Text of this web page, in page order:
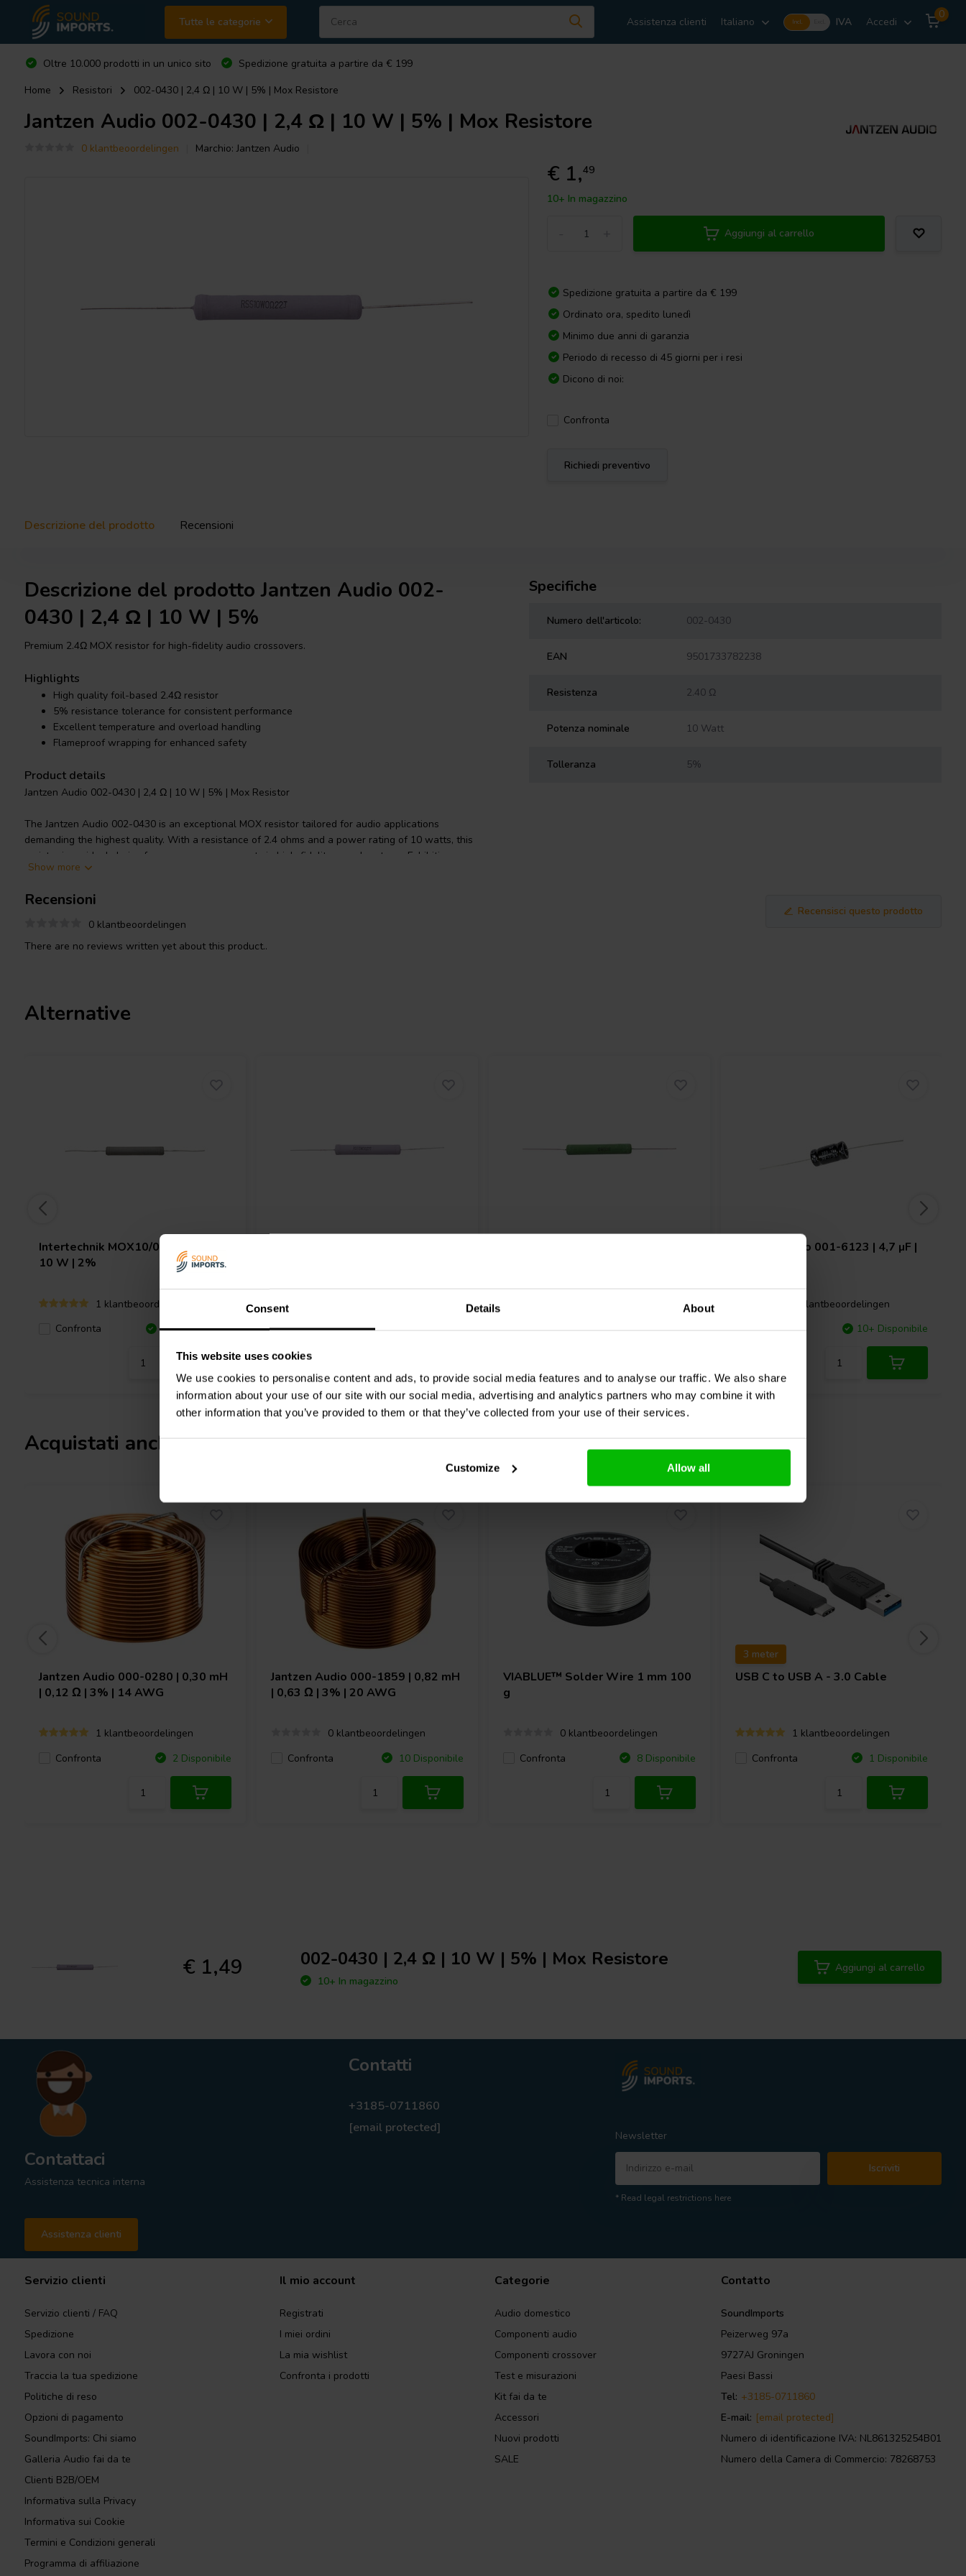
Consent Details About
This website uses cookies
We use cookies to personalise content and ads, to provide social media features and to analyse our traffic. We also share
information about your use of our site with our social media, advertising and analytics partners who may combine it with
other information that you’ve provided to them or that they’ve collected from your use of their services.
Customize Allow all
Tutte le categorie Assistenza clienti Italiano Incl. IVA Accedi
0
Oltre 10.000 prodotti in un unico sito
Spedizione gratuita a partire da € 199
Home
Resistori 002-0430 | 2,4 Ω | 10 W | 5% | Mox Resistore
Jantzen Audio 002-0430 | 2,4 Ω | 10 W | 5% | Mox Resistore
0 klantbeoordelingen Marchio: Jantzen Audio
€ 1,49
10+ In magazzino
Aggiungi al carrello
Spedizione gratuita a partire da € 199
Ordinato ora, spedito lunedì
Minimo due anni di garanzia
Periodo di recesso di 45 giorni per i resi
Dicono di noi:
Confronta
Richiedi preventivo
Descrizione del prodotto Recensioni
Descrizione del prodotto Jantzen Audio 002-
0430 | 2,4 Ω | 10 W | 5%
Premium 2.4Ω MOX resistor for high-fidelity audio crossovers.
Highlights
High quality foil-based 2.4Ω resistor
5% resistance tolerance for consistent performance
Excellent temperature and overload handling
Flameproof wrapping for enhanced safety
Product details
Jantzen Audio 002-0430 | 2,4 Ω | 10 W | 5% | Mox Resistor
The Jantzen Audio 002-0430 is an exceptional MOX resistor tailored for audio applications
demanding the highest quality. With a resistance of 2.4 ohms and a power rating of 10 watts, this
resistor is an ideal choice for crossover components in high-fidelity sound systems. Exhibiting a
tight 5% resistance tolerance ensures minimal variance for superior audio consistency. These
longevity and reliability in your audio setup. The low annual shift in resistance guarantees your
sound quality remains unaltered over time. Furthermore, the flameproof wrapping provides an extra
layer of safety, making it a secure choice for both professional audio manufacturers and DIY
enthusiasts. With a broad operating temperature range of -55°C to 155°C, the Jantzen Audio MOX
Show more
Specifiche
Numero dell'articolo: 002-0430
EAN 9501733782238
Resistenza 2.40 Ω
Potenza nominale 10 Watt
Tolleranza 5%
Recensioni
0 klantbeoordelingen
Recensisci questo prodotto
There are no reviews written yet about this product..
Alternative
Intertechnik MOX10/068 | 0,68 Ω |
10 W | 2%
1 klantbeoordelingen
Confronta
10+ Disponibile
Confronta
10+ Disponibile
Confronta
4 Disponibile
Jantzen Audio 001-6123 | 4,7 µF |
7 klantbeoordelingen
Confronta
10+ Disponibile
Acquistati anche da altri
Jantzen Audio 000-0280 | 0,30 mH
| 0,12 Ω | 3% | 14 AWG
1 klantbeoordelingen
Confronta
2 Disponibile
Jantzen Audio 000-1859 | 0,82 mH
| 0,63 Ω | 3% | 20 AWG
0 klantbeoordelingen
Confronta
10 Disponibile
VIABLUE™ Solder Wire 1 mm 100
g
0 klantbeoordelingen
Confronta
8 Disponibile
3 meter
USB C to USB A - 3.0 Cable
1 klantbeoordelingen
Confronta
1 Disponibile
€ 1,49 002-0430 | 2,4 Ω | 10 W | 5% | Mox Resistore
10+ In magazzino
Aggiungi al carrello
Contattaci
Assistenza tecnica interna
Assistenza clienti
Contatti
+3185-0711860
[email protected]
Newsletter
Iscriviti
* Read legal restrictions here
Servizio clienti
Servizio clienti / FAQ
Spedizione
Lavora con noi
Traccia la tua spedizione
Politiche di reso
Opzioni di pagamento
SoundImports: Chi siamo
Galleria Audio fai da te
Clienti B2B/OEM
Informativa sulla Privacy
Informativa sui Cookie
Termini e Condizioni generali
Programma di affiliazione
Il mio account
Registrati
I miei ordini
La mia wishlist
Confronta i prodotti
Categorie
Audio domestico
Componenti audio
Componenti crossover
Test e misurazioni
Kit fai da te
Accessori
Nuovi prodotti
SALE
Contatto
SoundImports
Peizerweg 97a
9727AJ Groningen
Paesi Bassi
Tel: +3185-0711860
E-mail: [email protected]
Numero di identificazione IVA: NL861325254B01
Numero della Camera di Commercio: 78268753